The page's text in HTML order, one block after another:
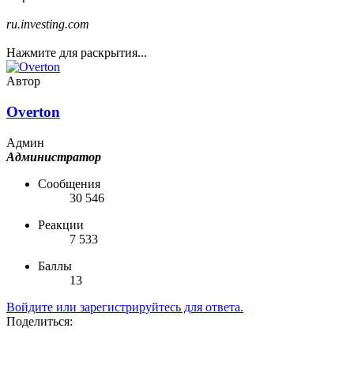
ru.investing.com
Нажмите для раскрытия...
Автор
Overton
Админ
Администратор
Сообщения
30 546
Реакции
7 533
Баллы
13
Войдите или зарегистрируйтесь для ответа.
Поделиться: